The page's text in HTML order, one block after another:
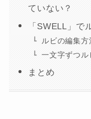
ていない？
「SWELL」で
ルビの編集方
一文字ずつ
まとめ